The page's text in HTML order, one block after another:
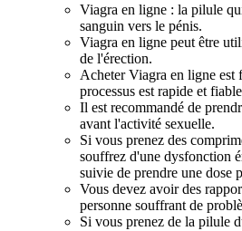
Viagra en ligne : la pilule
sanguin vers le pénis.
Viagra en ligne peut être
de l'érection.
Acheter Viagra en ligne est
processus est rapide et
Il est recommandé de
avant l'activité sexuelle.
Si vous prenez des
souffrez d'une dysfonction
suivie de prendre une dose
Vous devez avoir des
personne souffrant de
Si vous prenez de la pilule